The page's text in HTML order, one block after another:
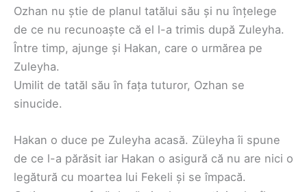
Ozhan nu știe de planul tatălui său și nu înțelege
de ce nu recunoaște că el l-a trimis după Zuleyha.
Între timp, ajunge și Hakan, care o urmărea pe
Zuleyha.
Umilit de tatăl său în fața tuturor, Ozhan se
sinucide.
Hakan o duce pe Zuleyha acasă. Züleyha îi spune
de ce l-a părăsit iar Hakan o asigură că nu are nici o
legătură cu moartea lui Fekeli și se împacă.